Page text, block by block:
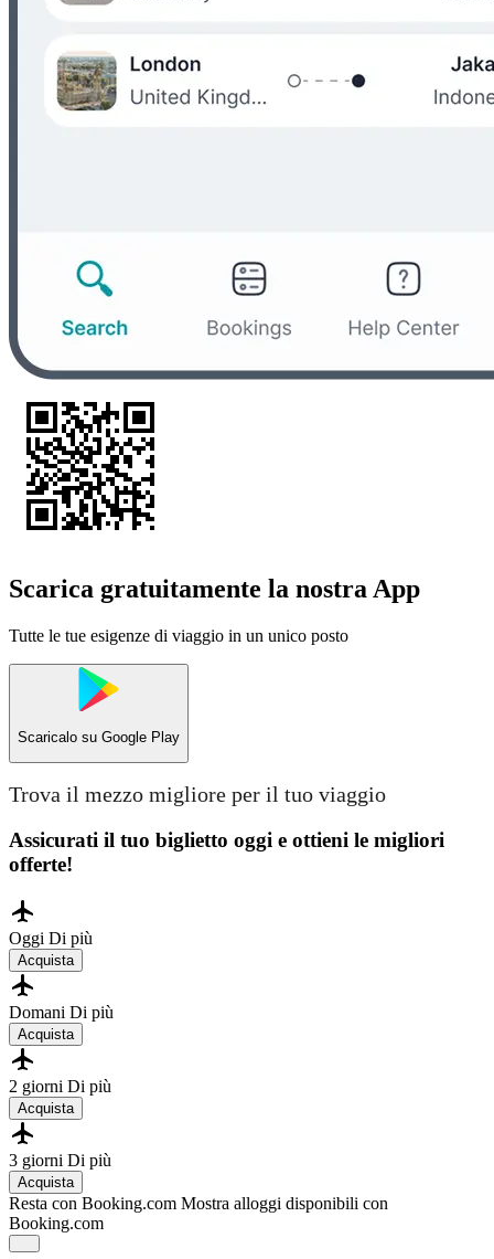
Scarica gratuitamente la nostra App
Tutte le tue esigenze di viaggio in un unico posto
Scaricalo su Google Play
Trova il mezzo migliore per il tuo viaggio
Assicurati il ​​tuo biglietto oggi e ottieni le migliori
offerte!
Oggi Di più
Acquista
Domani Di più
Acquista
2 giorni Di più
Acquista
3 giorni Di più
Acquista
Resta con Booking.com Mostra alloggi disponibili con
Booking.com